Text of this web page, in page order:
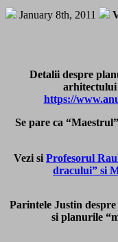
January 8th, 2011
Detalii despre
arhitectului
https://
Se pare ca
Vezi si Profesorul
dracului” si
Parintele Justin
si planurile